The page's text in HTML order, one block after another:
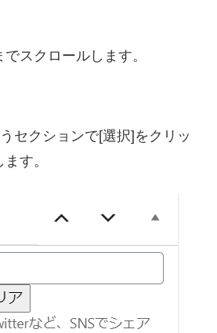
スクロールします。
セクションで[選択]をクリッ
す。